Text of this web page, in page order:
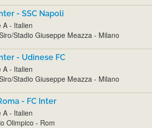
- SSC Napoli
A - Italien
Stadio Giuseppe Meazza - Milano
- Udinese FC
A - Italien
Stadio Giuseppe Meazza - Milano
- FC Inter
A - Italien
Olimpico - Rom